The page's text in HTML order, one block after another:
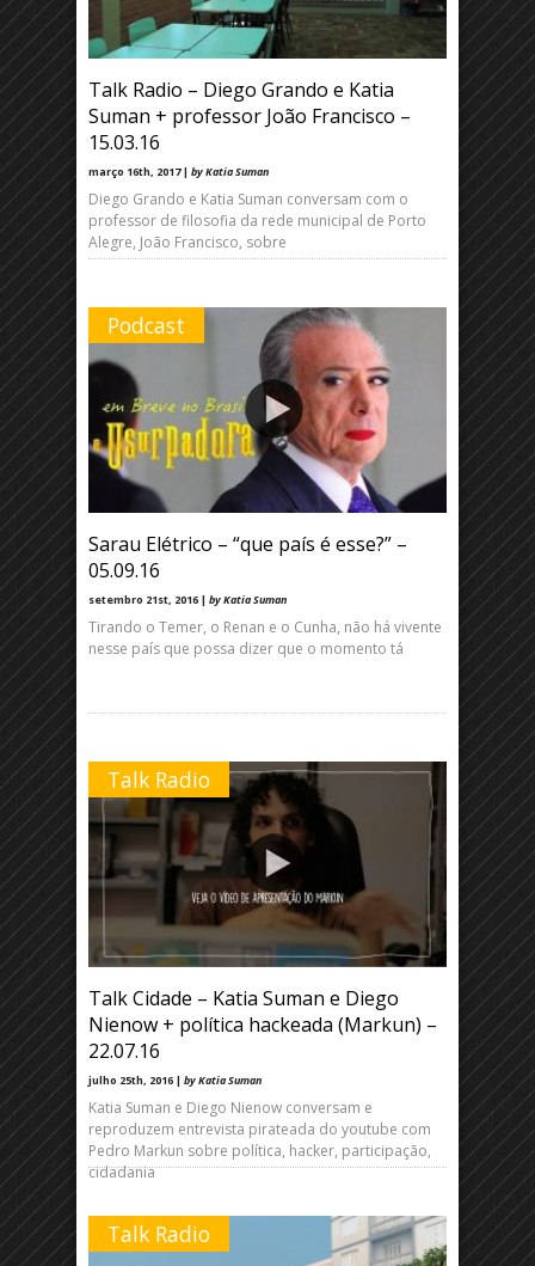
Talk Radio – Diego Grando e Katia
Suman + professor João Francisco –
15.03.16
março 16th, 2017 | by Katia Suman
Diego Grando e Katia Suman conversam com o
professor de filosofia da rede municipal de Porto
Alegre, João Francisco, sobre
Podcast
Sarau Elétrico – “que país é esse?” –
05.09.16
setembro 21st, 2016 | by Katia Suman
Tirando o Temer, o Renan e o Cunha, não há vivente
nesse país que possa dizer que o momento tá
Talk Radio
Talk Cidade – Katia Suman e Diego
Nienow + política hackeada (Markun) –
22.07.16
julho 25th, 2016 | by Katia Suman
Katia Suman e Diego Nienow conversam e
reproduzem entrevista pirateada do youtube com
Pedro Markun sobre política, hacker, participação,
cidadania
Talk Radio